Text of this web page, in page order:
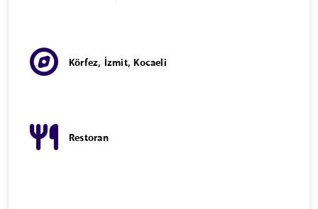
Körfez, İzmit, Kocaeli
Restoran